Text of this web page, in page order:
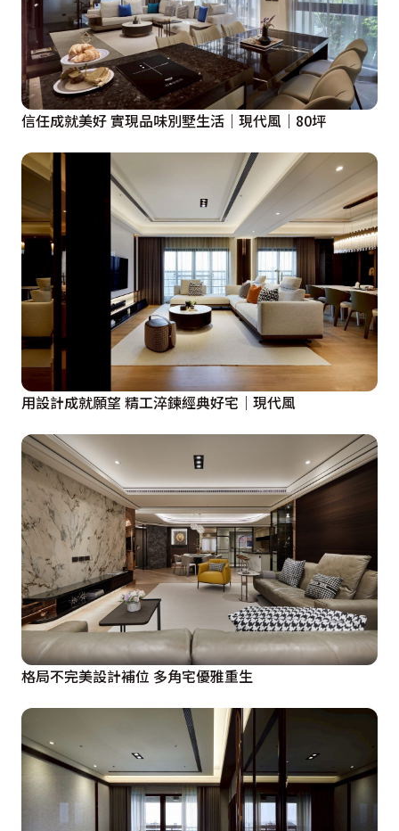
信任成就美好 實現品味別墅生活｜現代風｜80坪
用設計成就願望 精工淬鍊經典好宅｜現代風
格局不完美設計補位 多角宅優雅重生